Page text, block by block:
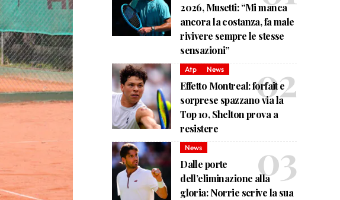
2026, Musetti: “Mi manca
ancora la costanza, fa male
rivivere sempre le stesse
sensazioni”
Atp News
Effetto Montreal: forfait e
sorprese spazzano via la
Top 10, Shelton prova a
resistere
News
Dalle porte
dell’eliminazione alla
gloria: Norrie scrive la sua